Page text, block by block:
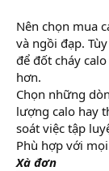
Nên chọn mua
và ngồi đạp.
để đốt cháy
hơn.
Chọn những
lượng calo hay
soát việc tập
Phù hợp với
Xà đơn